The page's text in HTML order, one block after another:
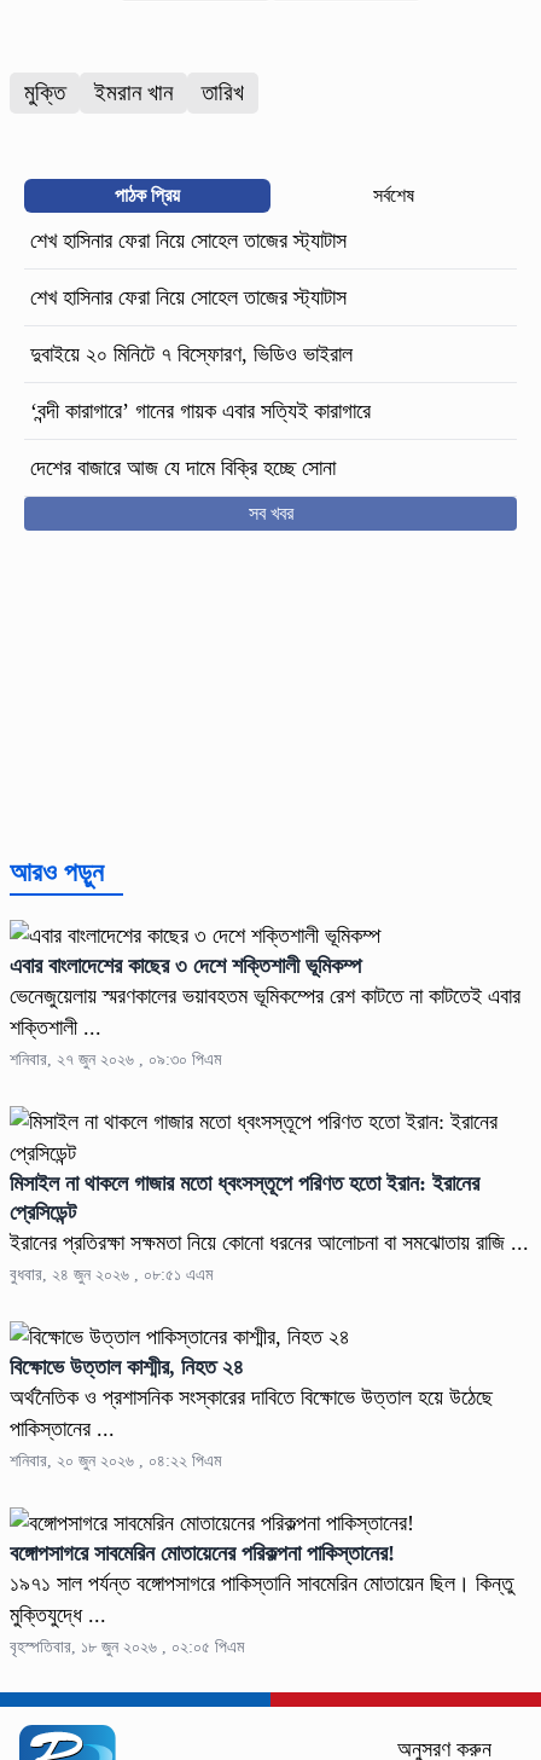
মুক্তি ইমরান খান তারিখ
পাঠক প্রিয় সর্বশেষ
শেখ হাসিনার ফেরা নিয়ে সোহেল তাজের স্ট্যাটাস
শেখ হাসিনার ফেরা নিয়ে সোহেল তাজের স্ট্যাটাস
দুবাইয়ে ২০ মিনিটে ৭ বিস্ফোরণ, ভিডিও ভাইরাল
‘বন্দী কারাগারে’ গানের গায়ক এবার সত্যিই কারাগারে
দেশের বাজারে আজ যে দামে বিক্রি হচ্ছে সোনা
সব খবর
আরও পড়ুন
এবার বাংলাদেশের কাছের ৩ দেশে শক্তিশালী ভূমিকম্প
ভেনেজুয়েলায় স্মরণকালের ভয়াবহতম ভূমিকম্পের রেশ কাটতে না কাটতেই এবার
শক্তিশালী ...
শনিবার, ২৭ জুন ২০২৬ , ০৯:৩০ পিএম
মিসাইল না থাকলে গাজার মতো ধ্বংসস্তূপে পরিণত হতো ইরান: ইরানের
প্রেসিডেন্ট
ইরানের প্রতিরক্ষা সক্ষমতা নিয়ে কোনো ধরনের আলোচনা বা সমঝোতায় রাজি ...
বুধবার, ২৪ জুন ২০২৬ , ০৮:৫১ এএম
বিক্ষোভে উত্তাল কাশ্মীর, নিহত ২৪
অর্থনৈতিক ও প্রশাসনিক সংস্কারের দাবিতে বিক্ষোভে উত্তাল হয়ে উঠেছে
পাকিস্তানের ...
শনিবার, ২০ জুন ২০২৬ , ০৪:২২ পিএম
বঙ্গোপসাগরে সাবমেরিন মোতায়েনের পরিকল্পনা পাকিস্তানের!
১৯৭১ সাল পর্যন্ত বঙ্গোপসাগরে পাকিস্তানি সাবমেরিন মোতায়েন ছিল। কিন্তু
মুক্তিযুদ্ধে ...
বৃহস্পতিবার, ১৮ জুন ২০২৬ , ০২:০৫ পিএম
অনুসরণ করুন